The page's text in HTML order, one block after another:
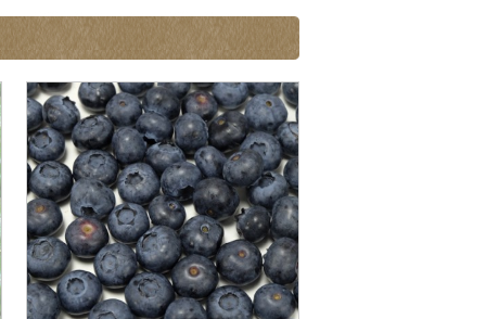
のであろうと覚悟していましたが、
でしょうが、頑張ってください。